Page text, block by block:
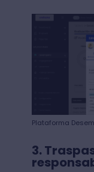
Plataforma
3.